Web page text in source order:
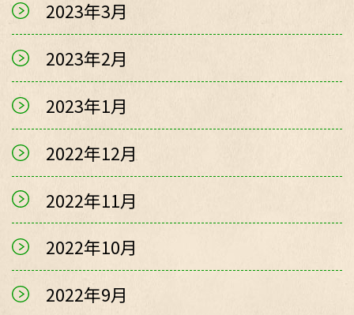
2023年3月
2023年2月
2023年1月
2022年12月
2022年11月
2022年10月
2022年9月